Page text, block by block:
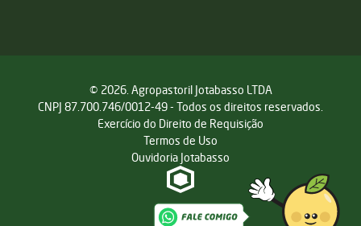
© 2026. Agropastoril Jotabasso LTDA
CNPJ 87.700.746/0012-49 - Todos os direitos reservados.
Exercício do Direito de Requisição
Termos de Uso
Ouvidoria Jotabasso